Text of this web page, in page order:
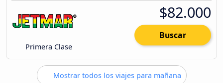
Primera Clase
$82.000
Buscar
Mostrar todos los viajes para mañana